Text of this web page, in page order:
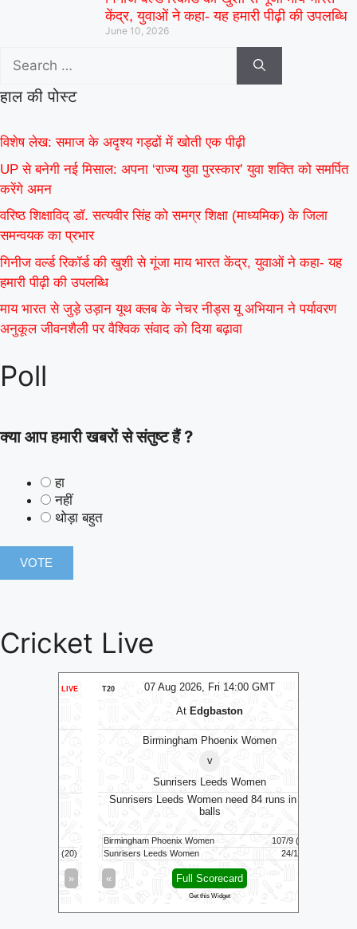
केंद्र, युवाओं ने कहा- यह हमारी पीढ़ी की उपलब्धि
June 10, 2026
हाल की पोस्ट
विशेष लेख: समाज के अदृश्य गड्ढों में खोती एक पीढ़ी
UP से बनेगी नई मिसाल: अपना ‘राज्य युवा पुरस्कार’ युवा शक्ति को समर्पित
करेंगे अमन
वरिष्ठ शिक्षाविद् डॉ. सत्यवीर सिंह को समग्र शिक्षा (माध्यमिक) के जिला
समन्वयक का प्रभार
गिनीज वर्ल्ड रिकॉर्ड की खुशी से गूंजा माय भारत केंद्र, युवाओं ने कहा- यह
हमारी पीढ़ी की उपलब्धि
माय भारत से जुड़े उड़ान यूथ क्लब के नेचर नीड्स यू अभियान ने पर्यावरण
अनुकूल जीवनशैली पर वैश्विक संवाद को दिया बढ़ावा
Poll
क्या आप हमारी खबरों से संतुष्ट हैं ?
हा
नहीं
थोड़ा बहुत
Cricket Live
07 Aug 2026, Fri 14:00 GMT
T20 LIVE
Edgbaston
Birmingham Phoenix Women
Sunrisers Leeds Women
Sunrisers Leeds Women need 84 runs in 83
Birmingham Phoenix Women
107/9 (100)
Sunrisers Leeds Women
24/1 (17)
Full Scorecard
Get this Widget